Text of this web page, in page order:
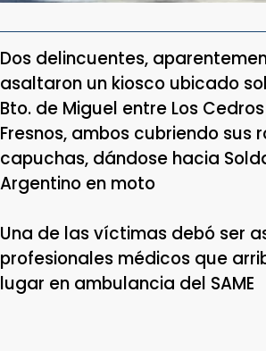
Dos delincuentes,
asaltaron un kiosco ubicado
Bto. de Miguel entre Los
Fresnos, ambos cubriendo sus
capuchas, dándose hacia
Argentino en moto
Una de las víctimas debó ser
profesionales médicos que
lugar en ambulancia del SAME